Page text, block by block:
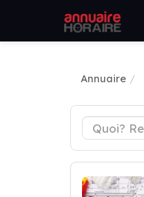
Annuaire